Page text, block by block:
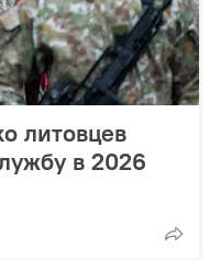
литовцев
в 2026